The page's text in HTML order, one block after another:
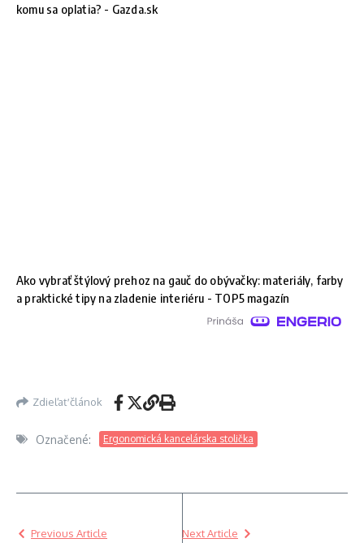
komu sa oplatia? - Gazda.sk
Ako vybrať štýlový prehoz na gauč do obývačky: materiály, farby
a praktické tipy na zladenie interiéru - TOP5 magazín
Zdieľať článok
Označené: Ergonomická kancelárska stolička
Previous Article Next Article